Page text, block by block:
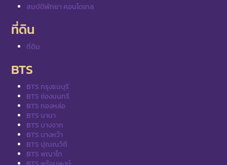
สมบัติพัทยา คอนโดเทล
ที่ดิน
ที่ดิน
BTS
BTS กรุงธนบุรี
BTS ช่องนนทรี
BTS ทองหล่อ
BTS นานา
BTS บางจาก
BTS บางหว้า
BTS ปุณณวิถี
BTS พญาไท